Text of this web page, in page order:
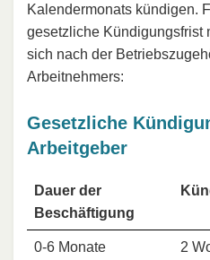
Kalendermonats kündigen.
gesetzliche Kündigungsfrist
sich nach der
Arbeitnehmers:
Gesetzliche
Arbeitgeber
Dauer der
Beschäftigung
0-6 Monate
2